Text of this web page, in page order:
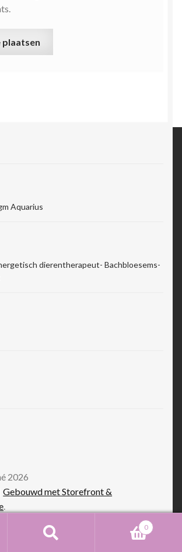
Aquarius
dierentherapeut- Bachbloesems-
2026
Gebouwd met Storefront &
.
0